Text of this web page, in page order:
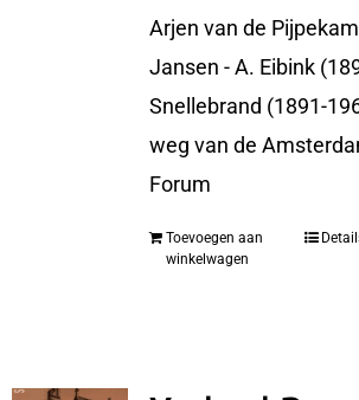
Arjen van de
Jansen - A. Eibink
Snellebrand (1891-
weg van de
Forum
Toevoegen aan
winkelwagen